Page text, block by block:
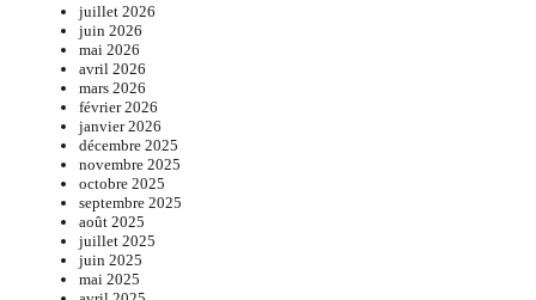
juillet 2026
juin 2026
mai 2026
avril 2026
mars 2026
février 2026
janvier 2026
décembre 2025
novembre 2025
octobre 2025
septembre 2025
août 2025
juillet 2025
juin 2025
mai 2025